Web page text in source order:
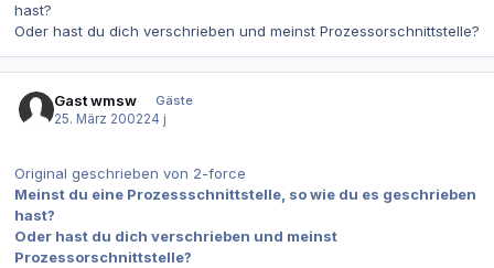
hast?
Oder hast du dich verschrieben und meinst Prozessorschnittstelle?
Gast wmsw
Gäste
25. März 200224 j
Original geschrieben von 2-force
Meinst du eine Prozessschnittstelle, so wie du es geschrieben
hast?
Oder hast du dich verschrieben und meinst
Prozessorschnittstelle?